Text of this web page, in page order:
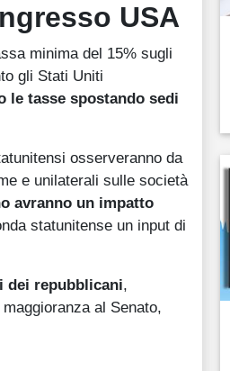
USA
minima del 15% sugli
gli Stati Uniti
le tasse spostando sedi
osserveranno da
e unilaterali sulle società
avranno un impatto
statunitense un input di
dei repubblicani,
al Senato,